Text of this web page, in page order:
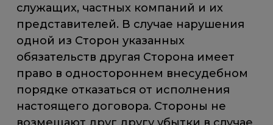
служащих, частных компаний и их
представителей. В случае нарушения
одной из Сторон указанных
обязательств другая Сторона имеет
право в одностороннем внесудебном
порядке отказаться от исполнения
настоящего договора. Стороны не